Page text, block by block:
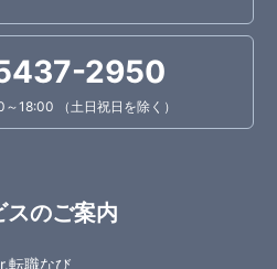
2950
18:00 （土日祝日を除く）
スのご案内
転職なび